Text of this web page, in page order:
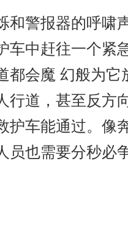
和警报器的呼啸
车中赶往一个紧
都会魔 幻般为它
行道，甚至反
护车能通过。像
员也需要分秒必